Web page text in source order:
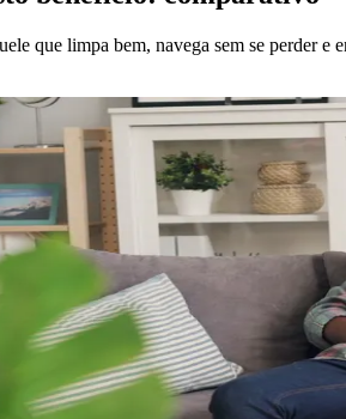
que limpa bem, navega sem se perder e